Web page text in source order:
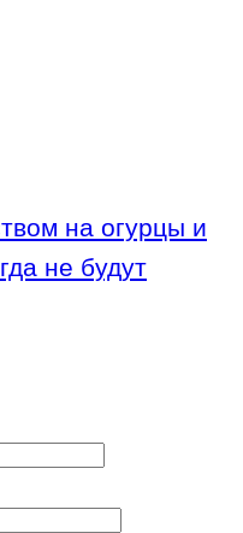
на огурцы и
не будут